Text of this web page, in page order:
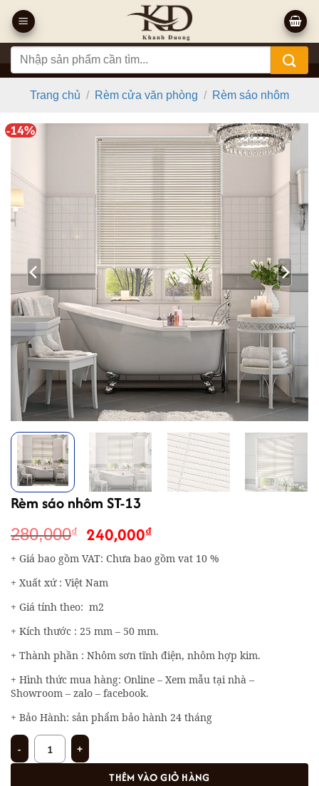
qua
nội
dung
Tìm
kiếm:
Trang chủ / Rèm cửa văn phòng / Rèm sáo nhôm
-14%
Rèm sáo nhôm ST-13
280,000₫ Giá
gốc
là:
280,000₫.
240,000₫Giá
hiện
tại
+ Giá bao gồm VAT: Chưa bao gồm vat 10 %
+ Xuất xứ : Việt Nam
+ Giá tính theo: m2
+ Kích thước : 25 mm – 50 mm.
+ Thành phần : Nhôm sơn tĩnh điện, nhôm hợp kim.
+ Hình thức mua hàng: Online – Xem mẫu tại nhà –
Showroom – zalo – facebook.
+ Bảo Hành: sản phẩm bảo hành 24 tháng
Rèm sáo nhôm ST-13 số lượng
THÊM VÀO GIỎ HÀNG